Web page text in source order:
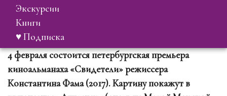
экскурсии
книги
♥ Подписка
4 февраля состоится петербургская премьера
киноальманаха «Свидетели» режиссера
Константина Фама (2017). Картину покажут в